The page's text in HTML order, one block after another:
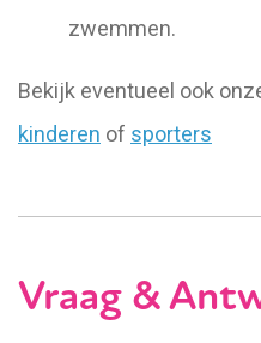
zwemmen.
Bekijk eventueel ook
kinderen of sporters
Vraag &